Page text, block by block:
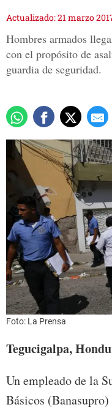
Actualizado: 21 marzo
Hombres armados
con el propósito de
guardia de seguridad.
Foto: La Prensa
Tegucigalpa,
Un empleado de la
Básicos